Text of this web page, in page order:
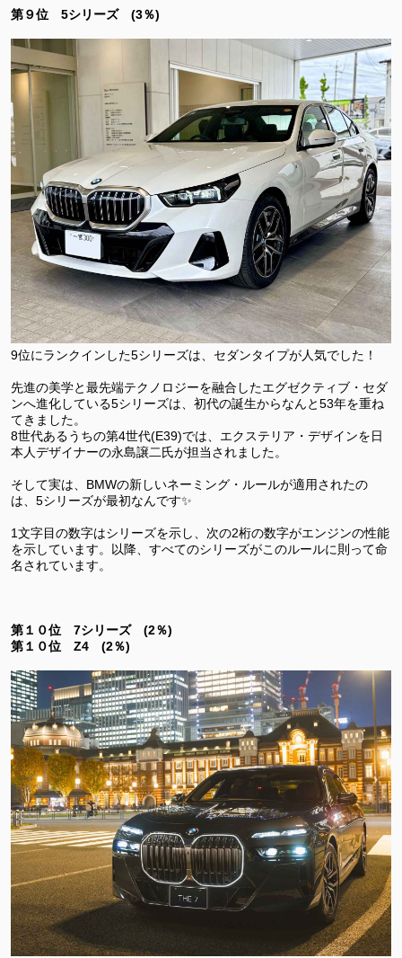
第９位 5シリーズ (3％)
9位にランクインした5シリーズは、セダンタイプが人気でした！
先進の美学と最先端テクノロジーを融合したエグゼクティブ・セダ
ンへ進化している5シリーズは、初代の誕生からなんと53年を重ね
てきました。
8世代あるうちの第4世代(E39)では、エクステリア・デザインを日
本人デザイナーの永島譲二氏が担当されました。
そして実は、BMWの新しいネーミング・ルールが適用されたの
は、5シリーズが最初なんです✨
1文字目の数字はシリーズを示し、次の2桁の数字がエンジンの性能
を示しています。以降、すべてのシリーズがこのルールに則って命
名されています。
第１０位 7シリーズ (2％)
第１０位 Z4 (2％)